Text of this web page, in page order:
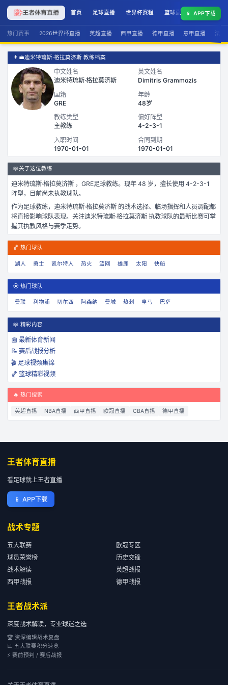
首页 足球直播 世界杯赛程 篮球直播 联赛积分
📱 APP下载
热门赛事 2026世界杯直播 英超直播 西甲直播 德甲直播 意甲直播 法甲
👨‍💼迪米特琉斯·格拉莫济斯 教练档案
中文姓名
迪米特琉斯·格拉莫济斯
英文姓名
Dimitris Grammozis
国籍
GRE
年龄
48岁
教练类型
主教练
偏好阵型
4-2-3-1
入职时间
1970-01-01
合同到期
1970-01-01
📖关于这位教练
迪米特琉斯·格拉莫济斯 ， GRE足球教练。 现年 48 岁， 擅长使用 4-2-3-1
阵型，
目前尚未执教球队。
作为足球教练， 迪米特琉斯·格拉莫济斯 的战术选择、临场指挥和人员调配都
将直接影响球队表现。关注迪米特琉斯·格拉莫济斯 执教球队的最新比赛可掌
握其执教风格与赛季走势。
🏀 热门球队
湖人 勇士 凯尔特人 热火 篮网 雄鹿 太阳 快船
⚽ 热门球队
曼联 利物浦 切尔西 阿森纳 曼城 热刺 皇马 巴萨
📖 精彩内容
📰 最新体育新闻
📝 赛后战报分析
🎬 足球视频集锦
🏀 篮球精彩视频
🔥 热门搜索
英超直播 NBA直播 西甲直播 欧冠直播 CBA直播 德甲直播
王者体育直播
看足球就上王者直播
📱 APP下载
战术专题
五大联赛
欧冠专区
球员荣誉榜
历史交锋
战术解读
英超战报
西甲战报
德甲战报
王者战术派
深度战术解读，专业球迷之选
🏆 资深编辑战术复盘
📊 五大联赛积分速览
⚡ 赛前预判 / 赛后战报